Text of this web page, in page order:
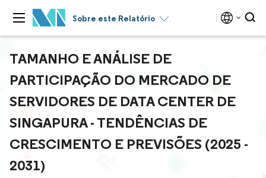
Sobre este Relatório
TAMANHO E ANÁLISE DE
PARTICIPAÇÃO DO MERCADO DE
SERVIDORES DE DATA CENTER DE
SINGAPURA - TENDÊNCIAS DE
CRESCIMENTO E PREVISÕES (2025 -
2031)